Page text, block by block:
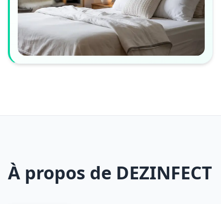
À propos de DEZINFECT